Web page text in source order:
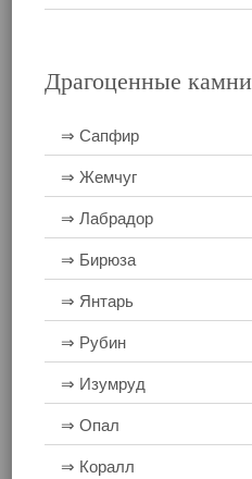
Драгоценные камни
⇒ Сапфир
⇒ Жемчуг
⇒ Лабрадор
⇒ Бирюза
⇒ Янтарь
⇒ Рубин
⇒ Изумруд
⇒ Опал
⇒ Коралл